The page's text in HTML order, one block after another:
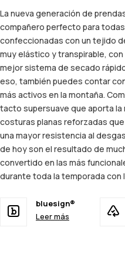
La nueva generación de
compañero perfecto para
confeccionadas con un tejido
muy elástico y transpirable,
mejor sistema de secado
eso, también puedes contar
más activos en la montaña.
tacto supersuave que aporta
costuras planas reforzadas
una mayor resistencia al
de hoy son el resultado de
convertido en las más
durante toda la temporada con
bluesign®
Leer más